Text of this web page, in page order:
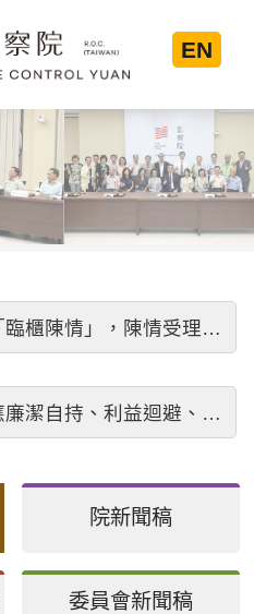
EN
歡迎預約「臨櫃陳情」，陳情受理中心將優先排定人員與您接談，釐清案情爭點後收案處理，以節省您的寶貴時間。
公務人員應廉潔自持、利益迴避、依法公正執行公務～考試院公務人員保障暨培訓委員會～
院新聞稿
委員會新聞稿